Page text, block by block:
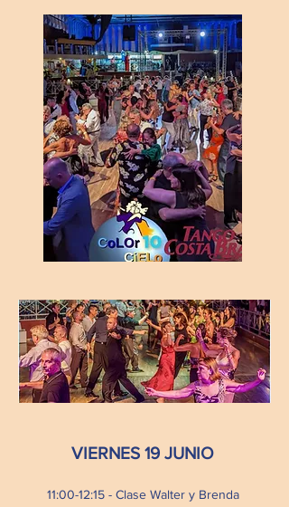
VIERNES 19 JUNIO
11:00-12:15 - Clase Walter y Brenda